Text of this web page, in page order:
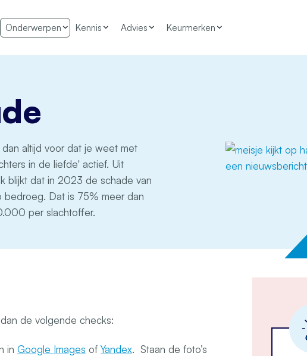
Onderwerpen Kennis Advies Keurmerken
altijd voor dat je weet met
in de liefde' actief. Uit
blijkt dat in 2023 de schade van
bedroeg. Dat is 75% meer dan
per slachtoffer.
de volgende checks:
in Google Images of Yandex. Staan de foto’s